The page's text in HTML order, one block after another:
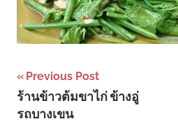
Post
navigation
Previous Post
ร้านข้าวต้มขาไก่ ข้างอู่
รถบางเขน